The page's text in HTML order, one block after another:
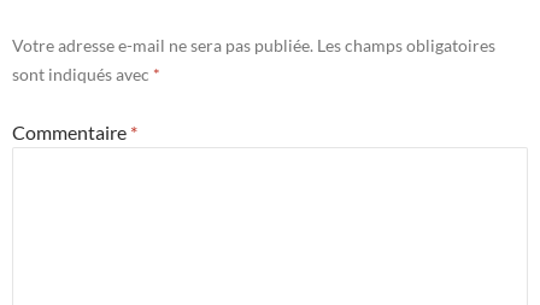
Votre adresse e-mail ne sera pas publiée. Les champs obligatoires
sont indiqués avec *
Commentaire *